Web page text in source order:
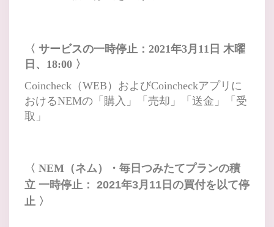
〈 サービスの一時停止：2021年3月11日 木曜
日、18:00 〉
Coincheck（WEB）およびCoincheckアプリに
おけるNEMの「購入」「売却」「送金」「受
取」
〈 NEM（ネム）・毎日つみたてプランの積
立 一時停止： 2021年3月11日の買付を以て停
止 〉